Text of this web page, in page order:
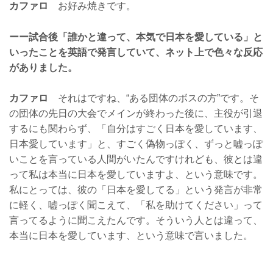
カファロ お好み焼きです。
ーー試合後「誰かと違って、本気で日本を愛している」と
いったことを英語で発言していて、ネット上で色々な反応
がありました。
カファロ
それはですね、“ある団体のボスの方”です。そ
の団体の先日の大会でメインが終わった後に、主役が引退
するにも関わらず、「自分はすごく日本を愛しています、
日本愛しています」と、すごく偽物っぽく、ずっと嘘っぽ
いことを言っている人間がいたんですけれども、彼とは違
って私は本当に日本を愛していますよ、という意味です。
私にとっては、彼の「日本を愛してる」という発言が非常
に軽く、嘘っぽく聞こえて、「私を助けてください」って
言ってるように聞こえたんです。そういう人とは違って、
本当に日本を愛しています、という意味で言いました。